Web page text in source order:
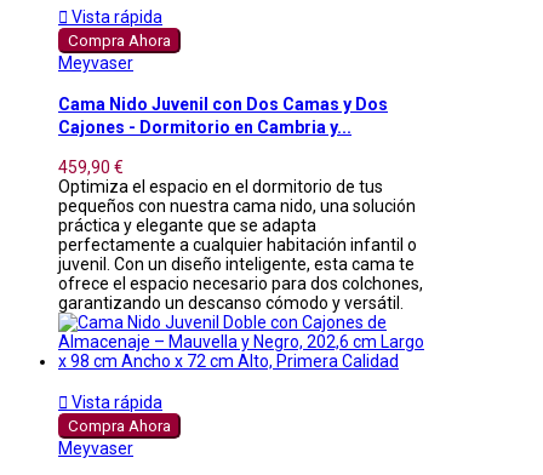
 Vista rápida
Compra Ahora
Meyvaser
Cama Nido Juvenil con Dos Camas y Dos
Cajones - Dormitorio en Cambria y...
459,90 €
Optimiza el espacio en el dormitorio de tus
pequeños con nuestra cama nido, una solución
práctica y elegante que se adapta
perfectamente a cualquier habitación infantil o
juvenil. Con un diseño inteligente, esta cama te
ofrece el espacio necesario para dos colchones,
garantizando un descanso cómodo y versátil.
 Vista rápida
Compra Ahora
Meyvaser